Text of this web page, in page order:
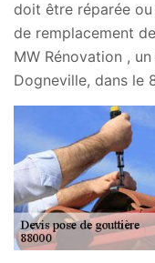
doit être réparée
de remplacement
MW Rénovation ,
Dogneville, dans le